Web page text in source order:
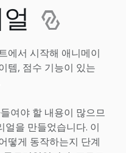
에서 시작해 애니메이
템, 점수 기능이 있는
여야 할 내용이 많으므
얼을 만들었습니다. 이
떻게 동작하는지 단계